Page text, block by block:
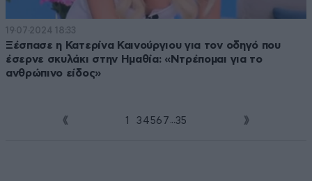
19·07·2024 18:33
Ξέσπασε η Κατερίνα Καινούργιου για τον οδηγό που
έσερνε σκυλάκι στην Ημαθία: «Ντρέπομαι για το
ανθρώπινο είδος»
1 3 4 56 7 ...35